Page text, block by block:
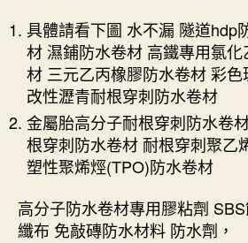
具體請看下圖 水不漏 隧道hdp
材 濕鋪防水卷材 高鐵專用氯
材 三元乙丙橡膠防水卷材 彩
改性瀝青耐根穿刺防水卷材
金屬胎高分子耐根穿刺防水卷
根穿刺防水卷材 耐根穿刺聚乙
塑性聚烯烴(TPO)防水卷材
高分子防水卷材專用膠粘劑
纖布 免敲磚防水材料 防水劑，